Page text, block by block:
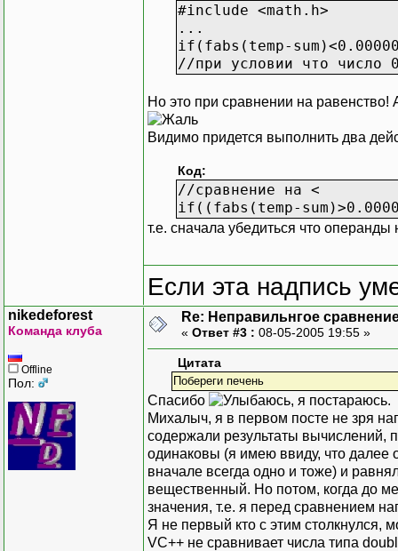
#include <math.h>
...
if(fabs(temp-
//при условии что число
Но это при сравнении на
Видимо придется выполнить два
Код:
//сравнение на <
if((fabs(temp-
т.е. сначала убедиться что
Если эта надпись
nikedeforest
Команда клуба
Offline
Пол:
Re: Неправильнгое
« Ответ #3 : 08-05-2005 19:55 »
Цитата
Побереги печень
Спасибо
, я постараюсь.
Михалыч, я в первом посте не зря
содержали результаты
одинаковы (я имею ввиду, что далее
вначале всегда одно и тоже) и
вещественный. Но потом, когда до
значения, т.е. я перед сравнением
Я не первый кто с этим столкнулся,
VC++ не сравнивает числа типа